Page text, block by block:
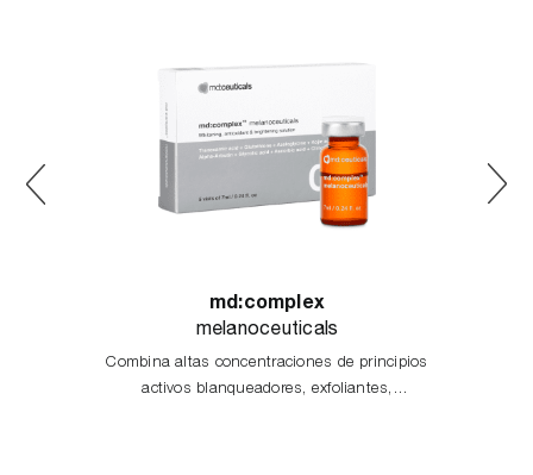
md:complex
melanoceuticals
Combina altas concentraciones de principios
activos blanqueadores, exfoliantes,